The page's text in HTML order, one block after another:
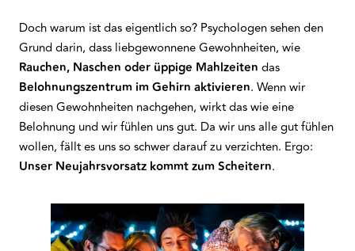
Doch warum ist das eigentlich so? Psychologen sehen den
Grund darin, dass liebgewonnene Gewohnheiten, wie
Rauchen, Naschen oder üppige Mahlzeiten das
Belohnungszentrum im Gehirn aktivieren. Wenn wir
diesen Gewohnheiten nachgehen, wirkt das wie eine
Belohnung und wir fühlen uns gut. Da wir uns alle gut fühlen
wollen, fällt es uns so schwer darauf zu verzichten. Ergo:
Unser Neujahrsvorsatz kommt zum Scheitern.